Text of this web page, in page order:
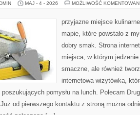
MAJ - 4 - 2026 MOŻLIWOŚĆ
przyjazne miejsce
mapie, które powstało z
dobry smak. Strona
miejsca, w którym
smaczne, ale również
internetowa wizytówka,
pomysłu na lunch. Polecam
od pierwszego kontaktu z stroną można